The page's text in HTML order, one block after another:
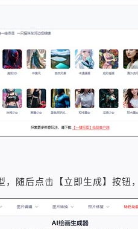
随后点击【立即生成】按钮